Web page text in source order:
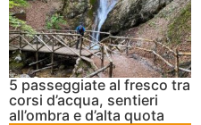
5 passeggiate al fresco tra
corsi d’acqua, sentieri
all’ombra e d’alta quota